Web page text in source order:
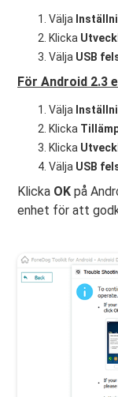
Välja
Klicka
Välja USB
För Android 2.3
Välja
Klicka
Klicka
Välja USB
Klicka OKpå
enhet för att